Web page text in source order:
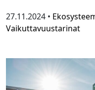
27.11.2024 •
Vaikuttavuustarinat